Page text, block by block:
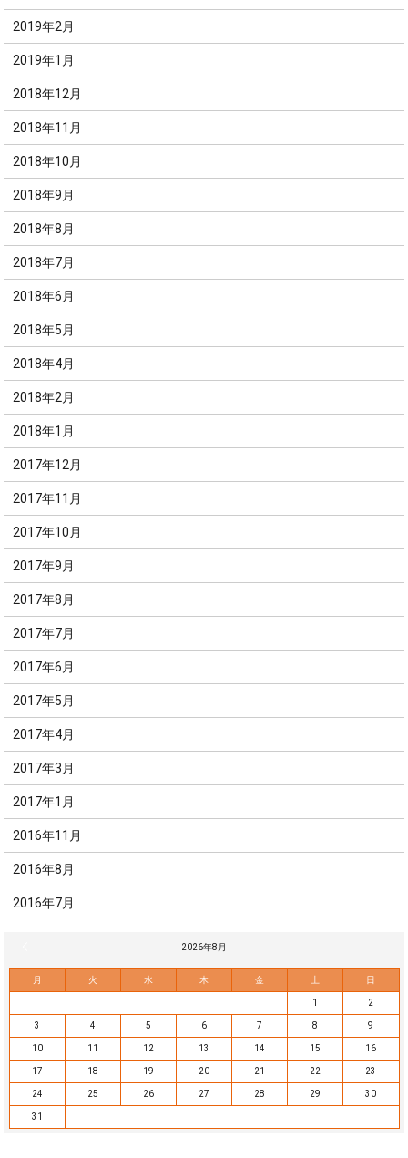
2019年2月
2019年1月
2018年12月
2018年11月
2018年10月
2018年9月
2018年8月
2018年7月
2018年6月
2018年5月
2018年4月
2018年2月
2018年1月
2017年12月
2017年11月
2017年10月
2017年9月
2017年8月
2017年7月
2017年6月
2017年5月
2017年4月
2017年3月
2017年1月
2016年11月
2016年8月
2016年7月
2026年8月
月 火 水 木 金 土 日
1 2
3 4 5 6 7 8 9
10 11 12 13 14 15 16
17 18 19 20 21 22 23
24 25 26 27 28 29 30
31